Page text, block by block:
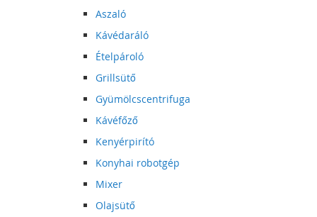
Aszaló
Kávédaráló
Ételpároló
Grillsütő
Gyümölcscentrifuga
Kávéfőző
Kenyérpirító
Konyhai robotgép
Mixer
Olajsütő